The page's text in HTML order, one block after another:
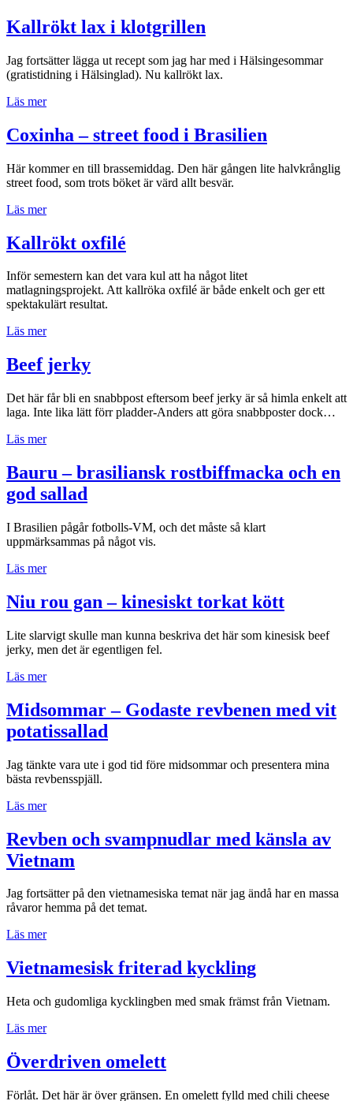
Kallrökt lax i klotgrillen
Jag fortsätter lägga ut recept som jag har med i Hälsingesommar
(gratistidning i Hälsinglad). Nu kallrökt lax.
Läs mer”Kallrökt
klotgrillen”
Coxinha – street food i Brasilien
Här kommer en till brassemiddag. Den här gången lite halvkrånglig
street food, som trots böket är värd allt besvär.
Läs mer”Coxinha
street
food
Brasilien”
Kallrökt oxfilé
Inför semestern kan det vara kul att ha något litet
matlagningsprojekt. Att kallröka oxfilé är både enkelt och ger ett
spektakulärt resultat.
Läs mer”Kallrökt
Beef jerky
Det här får bli en snabbpost eftersom beef jerky är så himla enkelt att
laga. Inte lika lätt förr pladder-Anders att göra snabbposter dock…
Läs mer”Beef
Bauru – brasiliansk rostbiffmacka och en
god sallad
I Brasilien pågår fotbolls-VM, och det måste så klart
uppmärksammas på något vis.
Läs mer”Bauru
brasiliansk
rostbiffmacka
en
god
Niu rou gan – kinesiskt torkat kött
Lite slarvigt skulle man kunna beskriva det här som kinesisk beef
jerky, men det är egentligen fel.
Läs mer”Niu
–
kinesiskt
kött”
Midsommar – Godaste revbenen med vit
potatissallad
Jag tänkte vara ute i god tid före midsommar och presentera mina
bästa revbensspjäll.
Läs mer”Midsommar
revbenen
med
potatissallad”
Revben och svampnudlar med känsla av
Vietnam
Jag fortsätter på den vietnamesiska temat när jag ändå har en massa
råvaror hemma på det temat.
Läs mer”Revben
svampnudlar
med
av
Vietnamesisk friterad kyckling
Heta och gudomliga kycklingben med smak främst från Vietnam.
Läs mer”Vietnamesisk
kyckling”
Överdriven omelett
Förlåt. Det här är över gränsen. En omelett fylld med chili cheese